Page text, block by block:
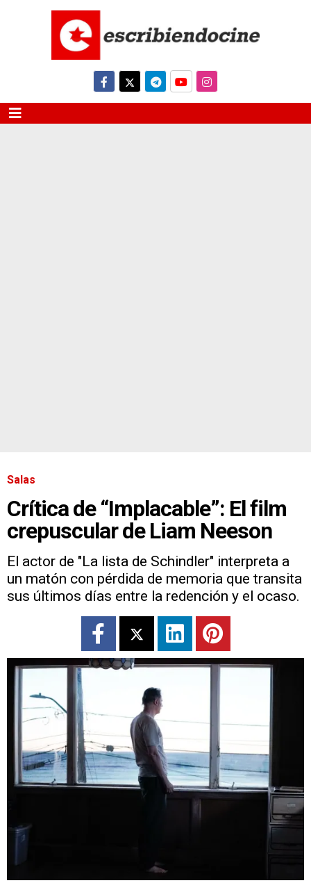
Salas
Crítica de “Implacable”: El film
crepuscular de Liam Neeson
El actor de "La lista de Schindler" interpreta a
un matón con pérdida de memoria que transita
sus últimos días entre la redención y el ocaso.